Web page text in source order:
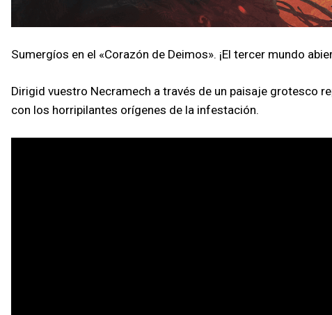
Sumergíos en el «Corazón de Deimos». ¡El tercer mundo
Dirigid vuestro Necramech a través de un paisaje grotesco
con los horripilantes orígenes de la infestación.